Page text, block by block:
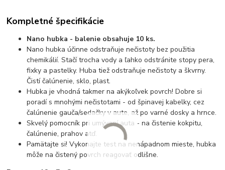
Kompletné špecifikácie
Nano hubka - balenie obsahuje 10 ks.
Nano hubka účinne odstraňuje nečistoty bez použitia
chemikálií. Stačí trocha vody a ľahko odstránite stopy pera,
fixky a pastelky. Huba tiež odstraňuje nečistoty a škvrny.
Čistí čalúnenie, sklo, plast.
Hubka je vhodná takmer na akýkoľvek povrch! Dobre si
poradí s mnohými nečistotami - od špinavej kabelky, cez
čalúnenie gauča/sedačky v aute, až po varné dosky a hrnce.
Skvelý pomocník pri umývaní auta - na čistenie kokpitu,
čalúnenie, prahov atď.
Pamätajte si! Vykonajte test na nenápadnom mieste, hubka
môže na čistený povrch reagovať odlišne.